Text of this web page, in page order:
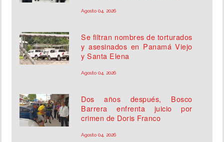
Agosto 04, 2026
Se filtran nombres de torturados
y asesinados en Panamá Viejo
y Santa Elena
Agosto 04, 2026
Dos años después, Bosco
Barrera enfrenta juicio por
crimen de Doris Franco
Agosto 04, 2026